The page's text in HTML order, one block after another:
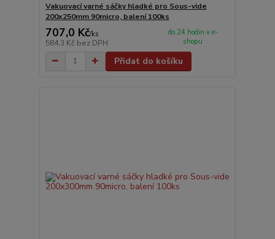
Vakuovací varné sáčky hladké pro Sous-vide
200x250mm 90micro, balení 100ks
707,0 Kč/ks
584,3 Kč bez DPH
do 24 hodin v e-
shopu
Přidat do košíku